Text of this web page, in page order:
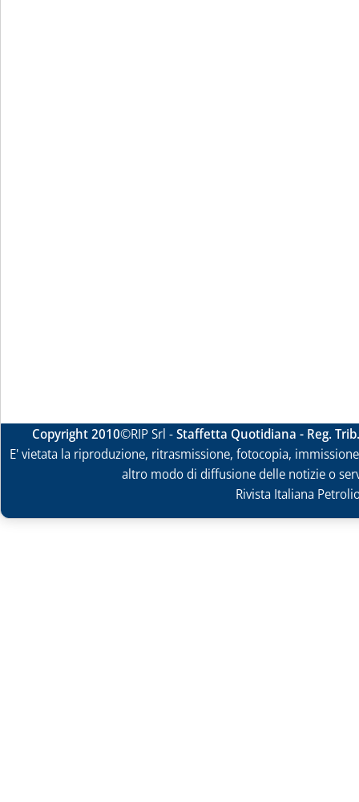
Copyright 2010©RIP Srl -Staffetta Quotidiana - Reg.
E' vietata la riproduzione, ritrasmissione, fotocopia,
altro modo di diffusione delle notizie o
Rivista Italiana